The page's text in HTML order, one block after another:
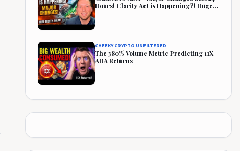
Hours! Clarity Act is Happening?! Huge
Month Ahead!
CHEEKY CRYPTO UNFILTERED
The 380% Volume Metric Predicting 11X
ADA Returns